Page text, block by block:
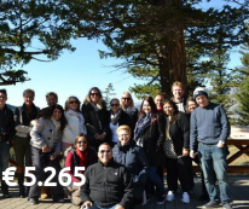
5.265